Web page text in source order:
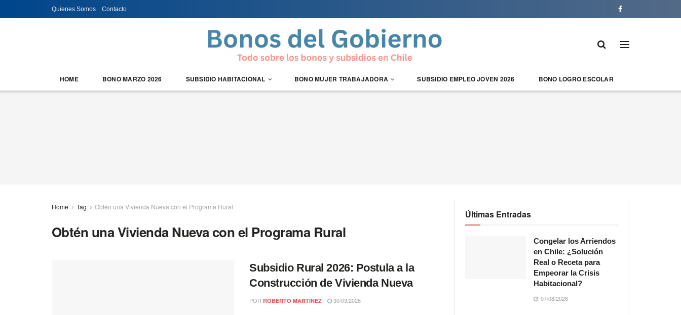
Quienes Somos Contacto
HOME BONO MARZO 2026 SUBSIDIO HABITACIONAL BONO MUJER TRABAJADORA SUBSIDIO EMPLEO JOVEN 2026 BONO LOGRO ESCOLAR
Home Tag Obtén una Vivienda Nueva con el Programa Rural
Obtén una Vivienda Nueva con el Programa Rural
Subsidio Rural 2026: Postula a la
Construcción de Vivienda Nueva
POR ROBERTO MARTINEZ 30/03/2026
Últimas Entradas
Congelar los Arriendos
en Chile: ¿Solución
Real o Receta para
Empeorar la Crisis
Habitacional?
07/08/2026